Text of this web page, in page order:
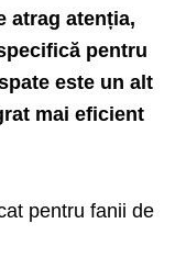
atrag atenția,
pentru
este un alt
mai eficient
pentru fanii de